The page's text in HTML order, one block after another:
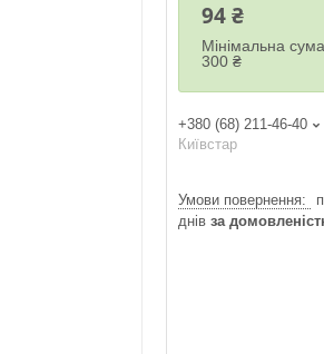
94 ₴
Мінімальна
300 ₴
+380 (68) 211-46-40
Київстар
днів за